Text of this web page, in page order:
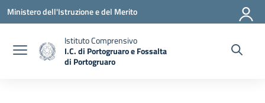
Vai ai contenuti
Vai al menu di navigazione
Vai al footer
Ministero dell'Istruzione e del Merito
Istituto Comprensivo
I.C. di Portogruaro e Fossalta
di Portogruaro